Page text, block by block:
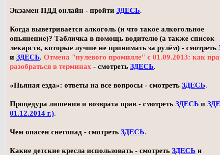
Экзамен ПДД онлайн - пройти ЗДЕСЬ.
Когда выветривается алкоголь (и что такое алкогольное
опьянение)? Табличка в помощь водителю (а также список
лекарств, которые лучше не принимать за рулём) - смотреть
и ЗДЕСЬ. Отмена "нулевого промилле" с 01.09.2013: как
разобраться в терминах - смотреть ЗДЕСЬ.
«Пьяная езда»: ответы на все вопросы - смотреть ЗДЕСЬ.
Процедура лишения и возврата прав - смотреть ЗДЕСЬ и
01.12.2014 г.).
Чем опасен снегопад - смотреть ЗДЕСЬ.
Какие детские кресла использовать - смотреть ЗДЕСЬ и